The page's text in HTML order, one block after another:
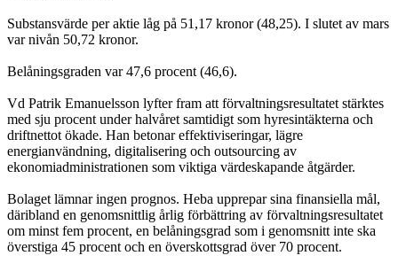
Substansvärde per aktie låg på 51,17 kronor (48,25). I slutet av mars
var nivån 50,72 kronor.
Belåningsgraden var 47,6 procent (46,6).
Vd Patrik Emanuelsson lyfter fram att förvaltningsresultatet stärktes
med sju procent under halvåret samtidigt som hyresintäkterna och
driftnettot ökade. Han betonar effektiviseringar, lägre
energianvändning, digitalisering och outsourcing av
ekonomiadministrationen som viktiga värdeskapande åtgärder.
Bolaget lämnar ingen prognos. Heba upprepar sina finansiella mål,
däribland en genomsnittlig årlig förbättring av förvaltningsresultatet
om minst fem procent, en belåningsgrad som i genomsnitt inte ska
överstiga 45 procent och en överskottsgrad över 70 procent.